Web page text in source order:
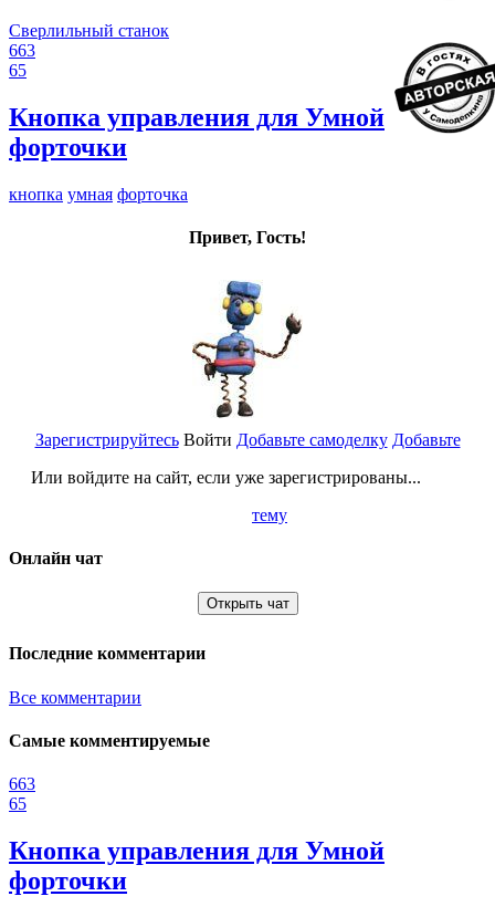
Сверлильный станок
663
65
Кнопка управления для Умной
форточки
кнопка умная форточка
Привет, Гость!
Зарегистрируйтесь
Или войдите на сайт, если уже зарегистрированы...
Войти Добавьте самоделку Добавьте
тему
Онлайн чат
Открыть чат
Последние комментарии
Все комментарии
Самые комментируемые
663
65
Кнопка управления для Умной
форточки